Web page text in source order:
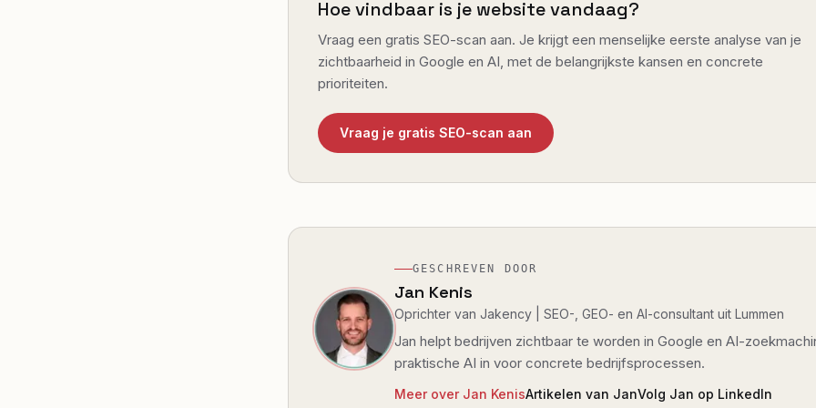
Hoe vindbaar is je website vandaag?
Vraag een gratis SEO-scan aan. Je krijgt een menselijke eerste analyse van je
zichtbaarheid in Google en AI, met de belangrijkste kansen en concrete
prioriteiten.
Vraag je gratis SEO-scan aan
GESCHREVEN DOOR
Jan Kenis
Oprichter van Jakency | SEO-, GEO- en AI-consultant uit Lummen
Jan helpt bedrijven zichtbaar te worden in Google en AI-
praktische AI in voor concrete bedrijfsprocessen.
Meer over Jan KenisArtikelen van JanVolg Jan op LinkedIn